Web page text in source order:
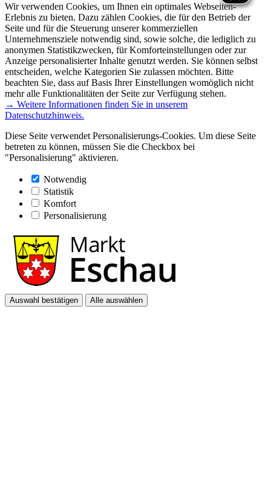
Wir verwenden Cookies, um Ihnen ein optimales Webseiten-
Erlebnis zu bieten. Dazu zählen Cookies, die für den Betrieb der
Seite und für die Steuerung unserer kommerziellen
Unternehmensziele notwendig sind, sowie solche, die lediglich zu
anonymen Statistikzwecken, für Komforteinstellungen oder zur
Anzeige personalisierter Inhalte genutzt werden. Sie können selbst
entscheiden, welche Kategorien Sie zulassen möchten. Bitte
beachten Sie, dass auf Basis Ihrer Einstellungen womöglich nicht
mehr alle Funktionalitäten der Seite zur Verfügung stehen.
→ Weitere Informationen finden Sie in unserem
Datenschutzhinweis.
Diese Seite verwendet Personalisierungs-Cookies. Um diese Seite
betreten zu können, müssen Sie die Checkbox bei
"Personalisierung" aktivieren.
Notwendig
Statistik
Komfort
Personalisierung
Auswahl bestätigen Alle auswählen